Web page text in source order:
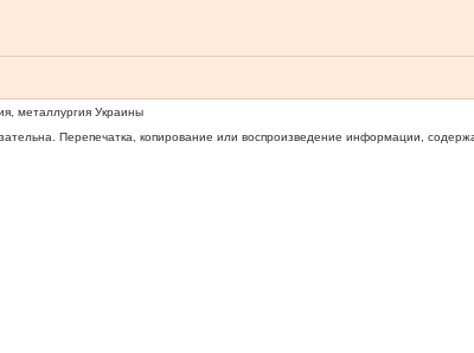
металлургия Украины
Перепечатка, копирование или воспроизведение информации,